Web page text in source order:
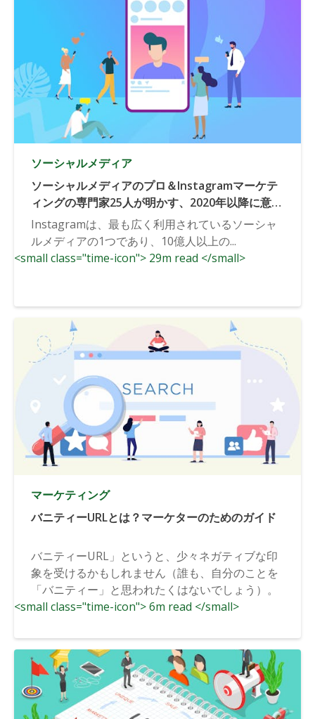
ソーシャルメディア
ソーシャルメディアのプロ＆Instagramマーケテ
ィングの専門家25人が明かす、2020年以降に意識
すべき最重要Instagramトレンドとは？
Instagramは、最も広く利用されているソーシャ
ルメディアの1つであり、10億人以上の...
<small class="time-icon"> 29m read </small>
マーケティング
バニティーURLとは？マーケターのためのガイド
バニティーURL」というと、少々ネガティブな印
象を受けるかもしれません（誰も、自分のことを
「バニティー」と思われたくはないでしょう）。
<small class="time-icon"> 6m read </small>